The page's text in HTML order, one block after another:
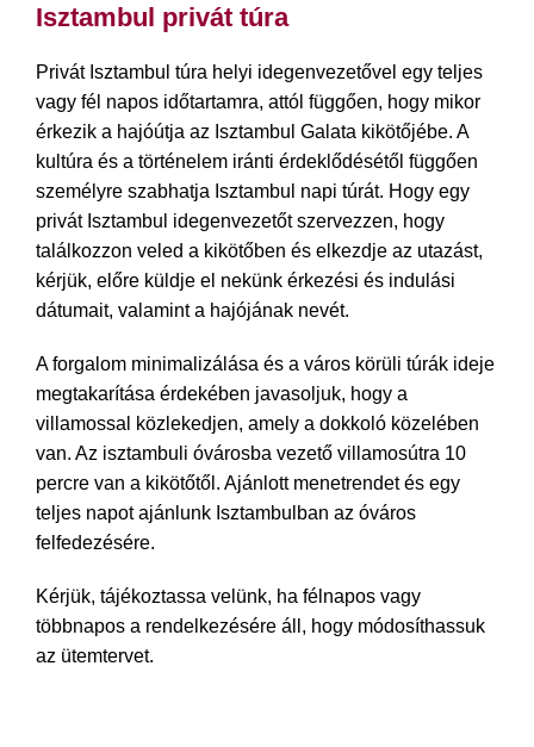
Isztambul privát túra
Privát Isztambul túra helyi idegenvezetővel egy teljes
vagy fél napos időtartamra, attól függően, hogy mikor
érkezik a hajóútja az Isztambul Galata kikötőjébe. A
kultúra és a történelem iránti érdeklődésétől függően
személyre szabhatja Isztambul napi túrát. Hogy egy
privát Isztambul idegenvezetőt szervezzen, hogy
találkozzon veled a kikötőben és elkezdje az utazást,
kérjük, előre küldje el nekünk érkezési és indulási
dátumait, valamint a hajójának nevét.
A forgalom minimalizálása és a város körüli túrák ideje
megtakarítása érdekében javasoljuk, hogy a
villamossal közlekedjen, amely a dokkoló közelében
van. Az isztambuli óvárosba vezető villamosútra 10
percre van a kikötőtől. Ajánlott menetrendet és egy
teljes napot ajánlunk Isztambulban az óváros
felfedezésére.
Kérjük, tájékoztassa velünk, ha félnapos vagy
többnapos a rendelkezésére áll, hogy módosíthassuk
az ütemtervet.